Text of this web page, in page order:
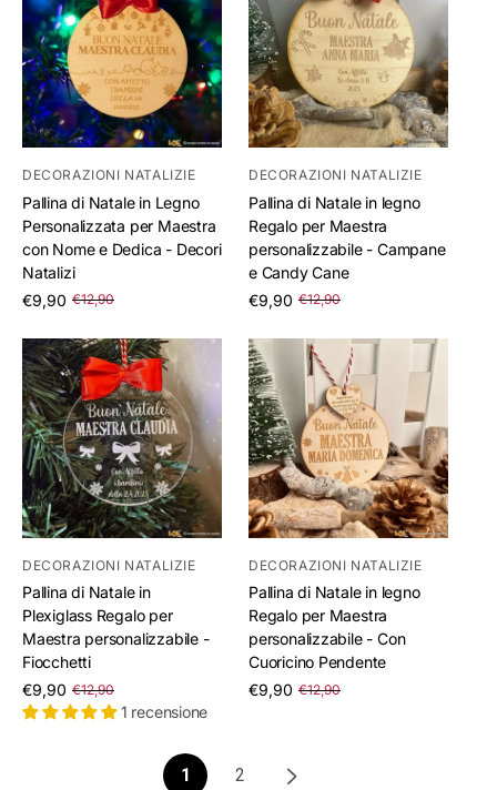
DECORAZIONI NATALIZIE
Pallina di Natale in Legno
Personalizzata per Maestra
con Nome e Dedica - Decori
Natalizi
€9,90 €12,90
/
per
DECORAZIONI NATALIZIE
Pallina di Natale in legno
Regalo per Maestra
personalizzabile - Campane
e Candy Cane
€9,90 €12,90
/
per
DECORAZIONI NATALIZIE
Pallina di Natale in
Plexiglass Regalo per
Maestra personalizzabile -
Fiocchetti
€9,90 €12,90
/
per
1 recensione
DECORAZIONI NATALIZIE
Pallina di Natale in legno
Regalo per Maestra
personalizzabile - Con
Cuoricino Pendente
€9,90 €12,90
/
1 2